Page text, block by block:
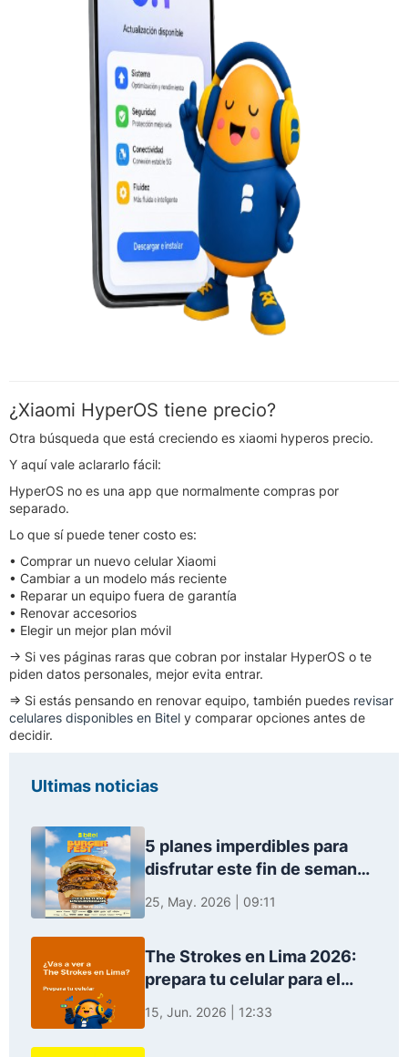
¿Xiaomi HyperOS tiene precio?
Otra búsqueda que está creciendo es xiaomi hyperos precio.
Y aquí vale aclararlo fácil:
HyperOS no es una app que normalmente compras por
separado.
Lo que sí puede tener costo es:
• Comprar un nuevo celular Xiaomi
• Cambiar a un modelo más reciente
• Reparar un equipo fuera de garantía
• Renovar accesorios
• Elegir un mejor plan móvil
→ Si ves páginas raras que cobran por instalar HyperOS o te
piden datos personales, mejor evita entrar.
⇒ Si estás pensando en renovar equipo, también puedes revisar
celulares disponibles en Bitel y comparar opciones antes de
decidir.
Ultimas noticias
5 planes imperdibles para
disfrutar este fin de semana
25, May. 2026 | 09:11
The Strokes en Lima 2026:
prepara tu celular para el
15, Jun. 2026 | 12:33